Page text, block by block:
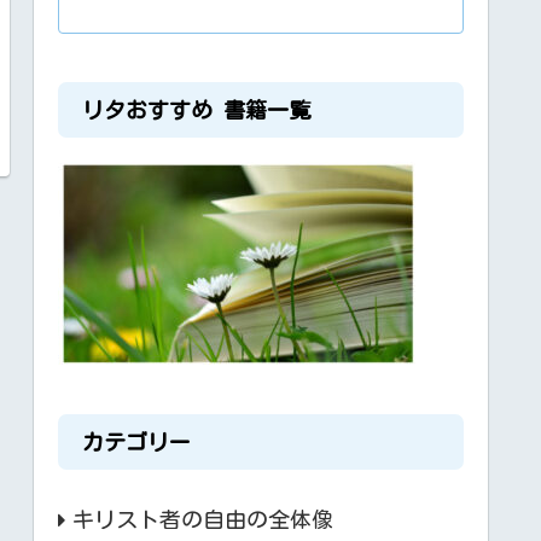
リタおすすめ 書籍一覧
カテゴリー
キリスト者の自由の全体像